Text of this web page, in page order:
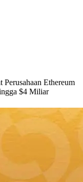
Ethereum
$4 Miliar